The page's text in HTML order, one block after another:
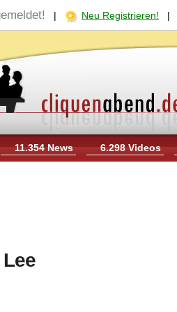
| Neu Registrieren!
11.354 News 6.298 Videos